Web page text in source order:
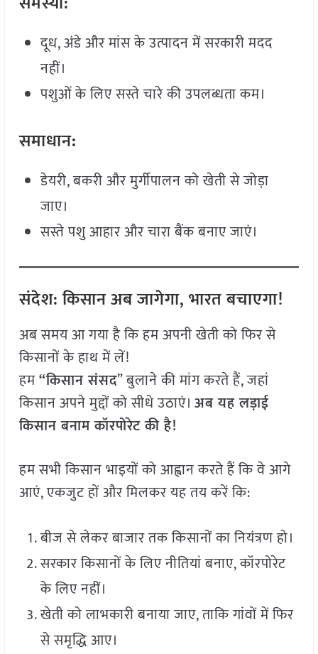
दूध, अंडे और मांस के उत्पादन में सरकारी मदद
नहीं।
पशुओं के लिए सस्ते चारे की उपलब्धता कम।
समाधान:
डेयरी, बकरी और मुर्गीपालन को खेती से जोड़ा
जाए।
सस्ते पशु आहार और चारा बैंक बनाए जाएं।
संदेश: किसान अब जागेगा, भारत बचाएगा!
अब समय आ गया है कि हम अपनी खेती को फिर से
किसानों के हाथ में लें!
हम“किसान संसद” बुलाने की मांग करते हैं, जहां
किसान अपने मुद्दों को सीधे उठाएं। अब यह लड़ाई
किसान बनाम कॉरपोरेट की है!
हम सभी किसान भाइयों को आह्वान करते हैं कि वे आगे
आएं, एकजुट हों और मिलकर यह तय करें कि:
बीज से लेकर बाजार तक किसानों का नियंत्रण हो।
सरकार किसानों के लिए नीतियां बनाए, कॉरपोरेट
के लिए नहीं।
खेती को लाभकारी बनाया जाए, ताकि गांवों में फिर
से समृद्धि आए।